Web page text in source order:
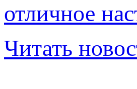
отличное
Читать